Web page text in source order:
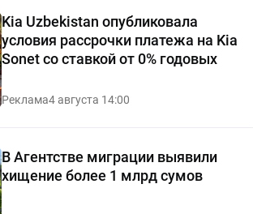
Kia Uzbekistan опубликовала
условия рассрочки платежа на Kia
Sonet со ставкой от 0% годовых
Реклама4 августа 14:00
В Агентстве миграции выявили
хищение более 1 млрд сумов